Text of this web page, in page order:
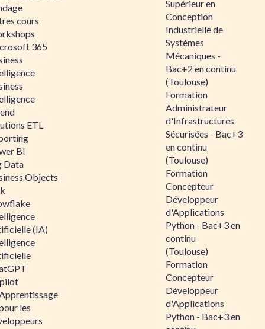
cours
365
ETL
BI
Data
Objects
(IA)
les
Supérieur en
Conception
Industrielle de
Systèmes
Mécaniques -
Bac+2 en continu
(Toulouse)
Formation
Administrateur
d'Infrastructures
Sécurisées - Bac+3
en continu
(Toulouse)
Formation
Concepteur
Développeur
d'Applications
Python - Bac+3 en
continu
(Toulouse)
Formation
Concepteur
Développeur
d'Applications
Python - Bac+3 en